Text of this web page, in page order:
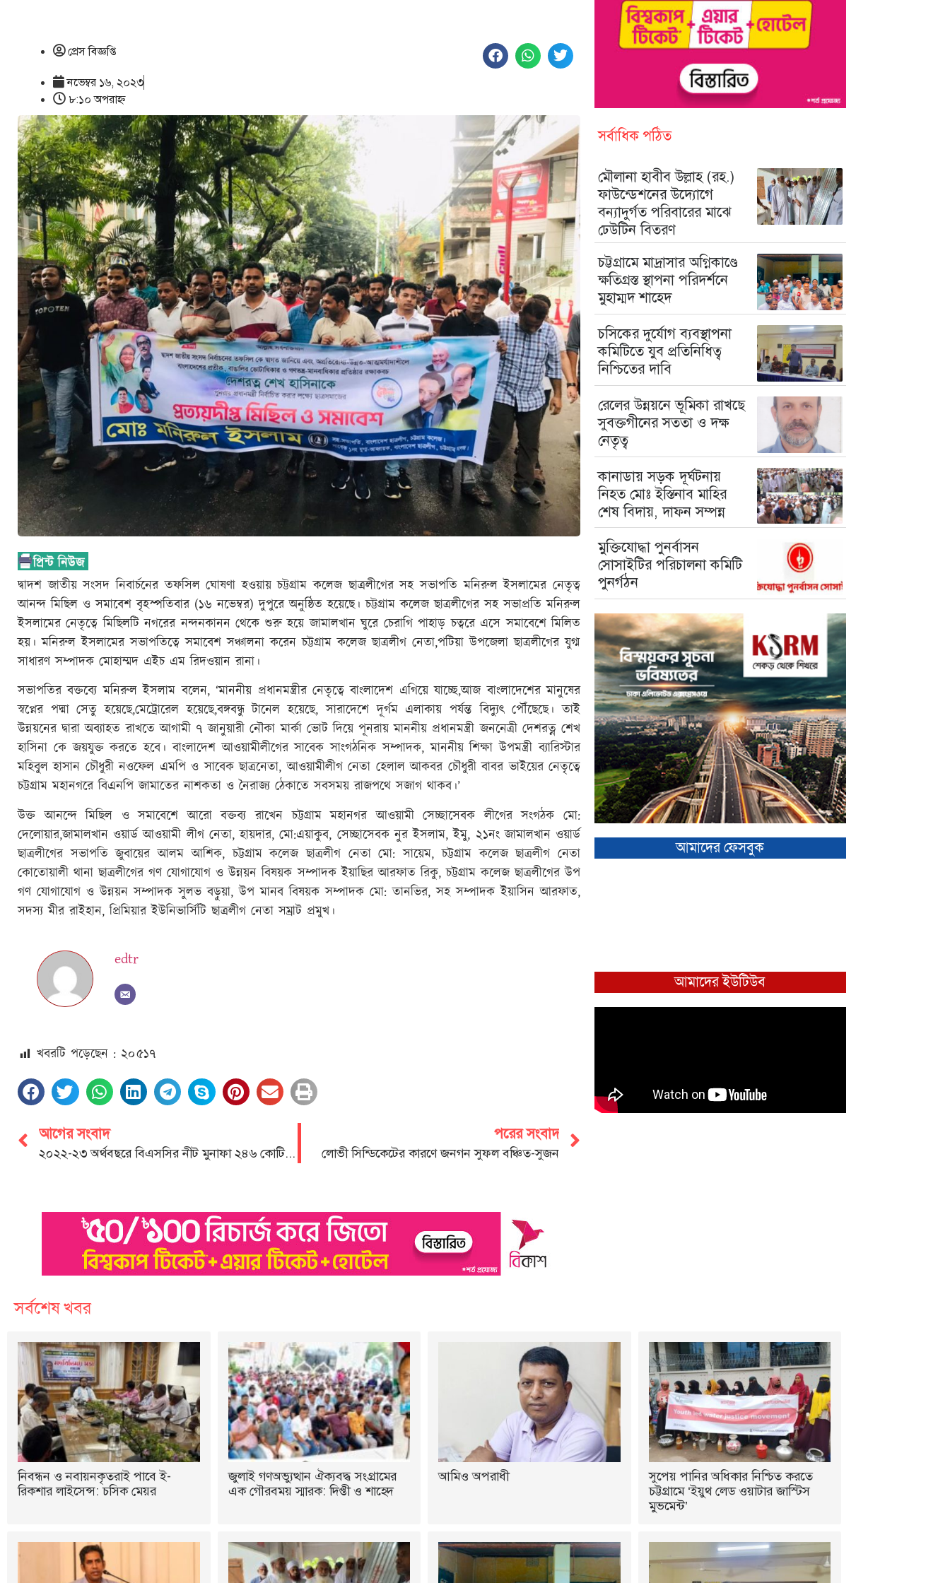
প্রেস বিজ্ঞপ্তি
নভেম্বর ১৬, ২০২৩
৮:১০ অপরাহ্ণ
দ্বাদশ জাতীয় সংসদ নিবার্চনের তফসিল ঘোষণা হওয়ায় চট্টগ্রাম কলেজ ছাত্রলীগের সহ সভাপতি মনিরুল ইসলামের নেতৃত্ব
আনন্দ মিছিল ও সমাবেশ বৃহস্পতিবার (১৬ নভেম্বর) দুপুরে অনুষ্ঠিত হয়েছে। চট্টগ্রাম কলেজ ছাত্রলীগের সহ সভাপ্রতি মনিরুল
ইসলামের নেতৃত্বে মিছিলটি নগরের নন্দনকানন থেকে শুরু হয়ে জামালখান ঘুরে চেরাগি পাহাড় চত্বরে এসে সমাবেশে মিলিত
হয়। মনিরুল ইসলামের সভাপতিত্বে সমাবেশ সঞ্চালনা করেন চট্টগ্রাম কলেজ ছাত্রলীগ নেতা,পটিয়া উপজেলা ছাত্রলীগের যুগ্ম
সাধারণ সম্পাদক মোহাম্মদ এইচ এম রিদওয়ান রানা।
সভাপতির বক্তব্যে মনিরুল ইসলাম বলেন, ‘মাননীয় প্রধানমন্ত্রীর নেতৃত্বে বাংলাদেশ এগিয়ে যাচ্ছে,আজ বাংলাদেশের মানুষের
স্বপ্নের পদ্মা সেতু হয়েছে,মেট্রোরেল হয়েছে,বঙ্গবন্ধু টানেল হয়েছে, সারাদেশে দূর্গম এলাকায় পর্যন্ত বিদ্যুৎ পৌঁছেছে। তাই
উন্নয়নের দ্বারা অব্যাহত রাখতে আগামী ৭ জানুয়ারী নৌকা মার্কা ভোট দিয়ে পূনরায় মাননীয় প্রধানমন্ত্রী জননেত্রী দেশরত্ন শেখ
হাসিনা কে জয়যুক্ত করতে হবে। বাংলাদেশ আওয়ামীলীগের সাবেক সাংগঠনিক সম্পাদক, মাননীয় শিক্ষা উপমন্ত্রী ব্যারিস্টার
মহিবুল হাসান চৌধুরী নওফেল এমপি ও সাবেক ছাত্রনেতা, আওয়ামীলীগ নেতা হেলাল আকবর চৌধুরী বাবর ভাইয়ের নেতৃত্বে
চট্টগ্রাম মহানগরে বিএনপি জামাতের নাশকতা ও নৈরাজ্য ঠেকাতে সবসময় রাজপথে সজাগ থাকব।’
উক্ত আনন্দে মিছিল ও সমাবেশে আরো বক্তব্য রাখেন চট্টগ্রাম মহানগর আওয়ামী সেচ্ছাসেবক লীগের সংগঠক মো:
দেলোয়ার,জামালখান ওয়ার্ড আওয়ামী লীগ নেতা, হায়দার, মো:এয়াকুব, সেচ্ছাসেবক নুর ইসলাম, ইমু, ২১নং জামালখান ওয়ার্ড
ছাত্রলীগের সভাপতি জুবায়ের আলম আশিক, চট্টগ্রাম কলেজ ছাত্রলীগ নেতা মো: সায়েম, চট্টগ্রাম কলেজ ছাত্রলীগ নেতা
কোতোয়ালী থানা ছাত্রলীগের গণ যোগাযোগ ও উন্নয়ন বিষয়ক সম্পাদক ইয়াছির আরফাত রিকু, চট্টগ্রাম কলেজ ছাত্রলীগের উপ
গণ যোগাযোগ ও উন্নয়ন সম্পাদক সুলভ বড়ুয়া, উপ মানব বিষয়ক সম্পাদক মো: তানভির, সহ সম্পাদক ইয়াসিন আরফাত,
সদস্য মীর রাইহান, প্রিমিয়ার ইউনিভার্সিটি ছাত্রলীগ নেতা সম্রাট প্রমুখ।
edtr
খবরটি পড়েছেন : ২০৫১৭
আগের সংবাদ
২০২২-২৩ অর্থবছরে বিএসসির নীট মুনাফা ২৪৬ কোটি ২৯ লক্ষ টাকা: খালিদ মাহমুদ
পরের সংবাদ
লোভী সিন্ডিকেটের কারণে জনগন সুফল বঞ্চিত-সুজন
সর্বাধিক পঠিত
মৌলানা হাবীব উল্লাহ (রহ.)
ফাউন্ডেশনের উদ্যোগে
বন্যাদুর্গত পরিবারের মাঝে
ঢেউটিন বিতরণ
চট্টগ্রামে মাদ্রাসার অগ্নিকাণ্ডে
ক্ষতিগ্রস্ত স্থাপনা পরিদর্শনে
মুহাম্মদ শাহেদ
চসিকের দুর্যোগ ব্যবস্থাপনা
কমিটিতে যুব প্রতিনিধিত্ব
নিশ্চিতের দাবি
রেলের উন্নয়নে ভূমিকা রাখছে
সুবক্তগীনের সততা ও দক্ষ
নেতৃত্ব
কানাডায় সড়ক দূর্ঘটনায়
নিহত মোঃ ইস্তিনাব মাহির
শেষ বিদায়, দাফন সম্পন্ন
মুক্তিযোদ্ধা পুনর্বাসন
সোসাইটির পরিচালনা কমিটি
পুনর্গঠন
আমাদের ফেসবুক
আমাদের ইউটিউব
সর্বশেষ খবর
নিবন্ধন ও নবায়নকৃতরাই পাবে ই-
রিকশার লাইসেন্স: চসিক মেয়র
জুলাই গণঅভ্যুত্থান ঐক্যবদ্ধ সংগ্রামের
এক গৌরবময় স্মারক: দিপ্তী ও শাহেদ
আমিও অপরাধী
সুপেয় পানির অধিকার নিশ্চিত করতে
চট্টগ্রামে ‘ইয়ুথ লেড ওয়াটার জাস্টিস
মুভমেন্ট’